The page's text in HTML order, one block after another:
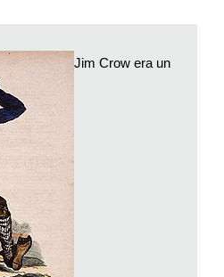
sequenza che mette in
del giovane Donald
34enne), il quale si
movenze ipnotiche che ricordano
spari, danza, risate, poi un
ci suggerisce Gambino. Un
di soldi, sciagurata
soprattutto discriminazione
e culturalmente,
ingiustizie subite dagli
Jim Crow era un